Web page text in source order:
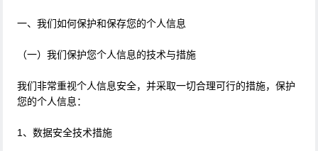
一、我们如何保护和保存您的个人信息
（一）我们保护您个人信息的技术与措施
我们非常重视个人信息安全，并采取一切合理可行的措施，保护
您的个人信息：
1、数据安全技术措施